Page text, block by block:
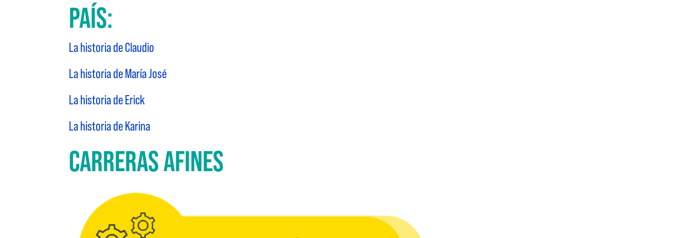
PAÍS:
La historia de Claudio
La historia de María José
La historia de Erick
La historia de Karina
CARRERAS AFINES